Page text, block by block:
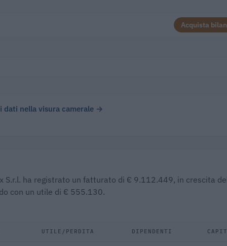
Acquista
dati nella visura camerale →
S.r.l. ha registrato un fatturato di € 9.112.449, in crescita
con un utile di € 555.130.
UTILE/PERDITA DIPENDENTI